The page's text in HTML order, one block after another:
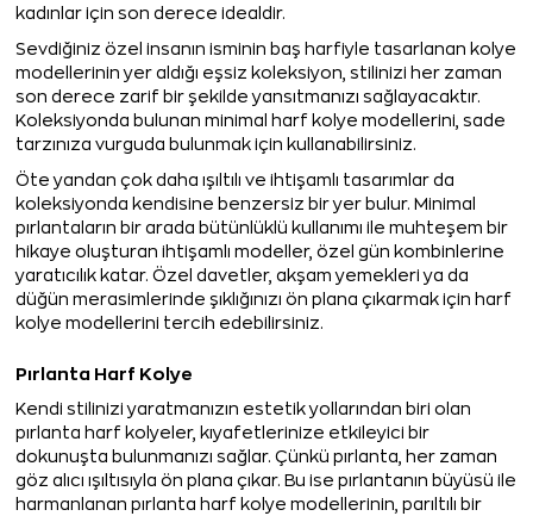
kadınlar için son derece idealdir.
Sevdiğiniz özel insanın isminin baş harfiyle tasarlanan kolye
modellerinin yer aldığı eşsiz koleksiyon, stilinizi her zaman
son derece zarif bir şekilde yansıtmanızı sağlayacaktır.
Koleksiyonda bulunan minimal harf kolye modellerini, sade
tarzınıza vurguda bulunmak için kullanabilirsiniz.
Öte yandan çok daha ışıltılı ve ihtişamlı tasarımlar da
koleksiyonda kendisine benzersiz bir yer bulur. Minimal
pırlantaların bir arada bütünlüklü kullanımı ile muhteşem bir
hikaye oluşturan ihtişamlı modeller, özel gün kombinlerine
yaratıcılık katar. Özel davetler, akşam yemekleri ya da
düğün merasimlerinde şıklığınızı ön plana çıkarmak için harf
kolye modellerini tercih edebilirsiniz.
Pırlanta Harf Kolye
Kendi stilinizi yaratmanızın estetik yollarından biri olan
pırlanta harf kolyeler, kıyafetlerinize etkileyici bir
dokunuşta bulunmanızı sağlar. Çünkü pırlanta, her zaman
göz alıcı ışıltısıyla ön plana çıkar. Bu ise pırlantanın büyüsü ile
harmanlanan pırlanta harf kolye modellerinin, parıltılı bir